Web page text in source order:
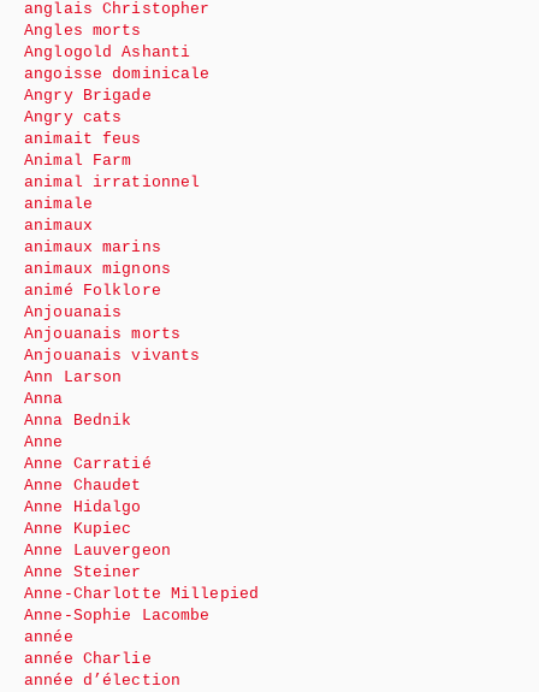
anglais Christopher
Angles morts
Anglogold Ashanti
angoisse dominicale
Angry Brigade
Angry cats
animait feus
Animal Farm
animal irrationnel
animale
animaux
animaux marins
animaux mignons
animé Folklore
Anjouanais
Anjouanais morts
Anjouanais vivants
Ann Larson
Anna
Anna Bednik
Anne
Anne Carratié
Anne Chaudet
Anne Hidalgo
Anne Kupiec
Anne Lauvergeon
Anne Steiner
Anne-Charlotte Millepied
Anne-Sophie Lacombe
année
année Charlie
année d’élection